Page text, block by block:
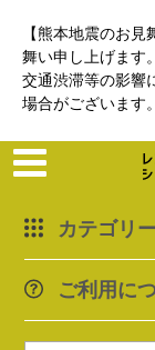
【熊本地震のお
舞い申し上げます
交通渋滞等の影響
場合がございます
カテゴリー
ご利用に